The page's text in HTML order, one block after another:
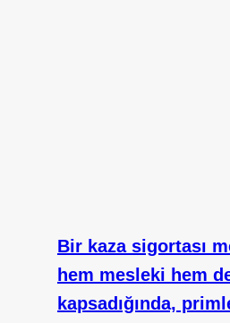
Bir kaza sigortası
hem mesleki hem
kapsadığında,